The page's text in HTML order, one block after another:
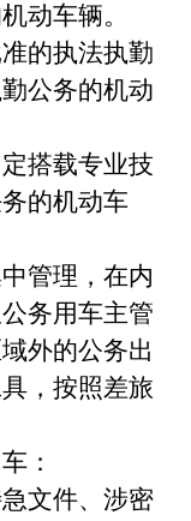
动车辆。
的执法执勤
公务的机动
搭载专业技
的机动车
管理，在内
务用车主管
外的公务出
，按照差旅
：
文件、涉密